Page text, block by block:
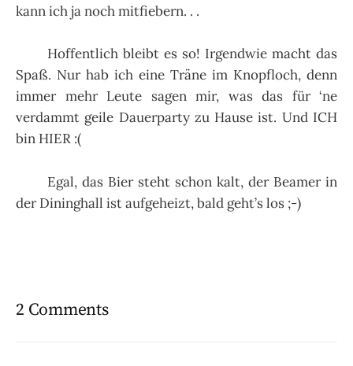
kann ich ja noch mitfiebern. . .
Hoffentlich bleibt es so! Irgendwie macht das
Spaß. Nur hab ich eine Träne im Knopfloch, denn
immer mehr Leute sagen mir, was das für ‘ne
verdammt geile Dauerparty zu Hause ist. Und ICH
bin HIER :(
Egal, das Bier steht schon kalt, der Beamer in
der Dininghall ist aufgeheizt, bald geht’s los ;-)
2 Comments